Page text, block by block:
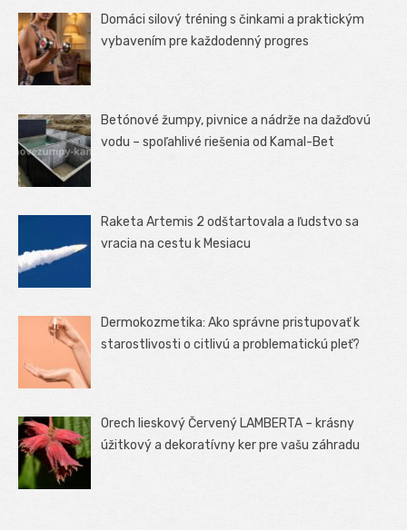
Domáci silový tréning s činkami a praktickým
vybavením pre každodenný progres
Betónové žumpy, pivnice a nádrže na dažďovú
vodu – spoľahlivé riešenia od Kamal-Bet
Raketa Artemis 2 odštartovala a ľudstvo sa
vracia na cestu k Mesiacu
Dermokozmetika: Ako správne pristupovať k
starostlivosti o citlivú a problematickú pleť?
Orech lieskový Červený LAMBERTA – krásny
úžitkový a dekoratívny ker pre vašu záhradu